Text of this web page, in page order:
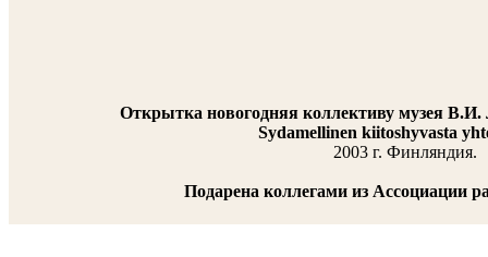
Открытка новогодняя коллективу музея В.И.
Sydamellinen kiitoshyvasta
2003 г. Финляндия.
Подарена коллегами из Ассоциации